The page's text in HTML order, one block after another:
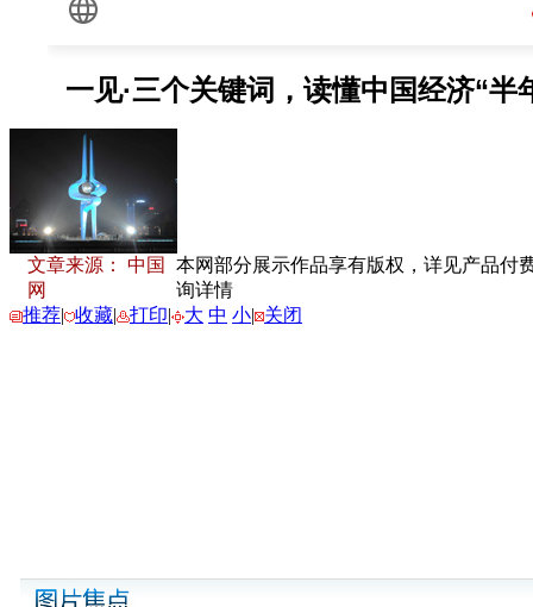
文章来源： 中国
网
本网部分展示作品享有版权，详见产品付
询详情
推荐| 收藏| 打印| 大 中 小| 关闭